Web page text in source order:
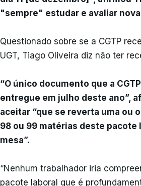
"sempre" estudar e avaliar
Questionado sobre se a CGTP
UGT, Tiago Oliveira diz não ter
“O único documento que a
entregue em julho deste ano”,
aceitar “que se reverta uma ou
98 ou 99 matérias deste pacote
mesa”.
“Nenhum trabalhador iria
pacote laboral que é